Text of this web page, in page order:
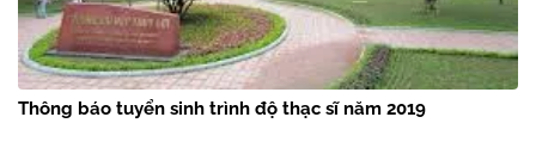
Thông báo tuyển sinh trình độ thạc sĩ năm 2019